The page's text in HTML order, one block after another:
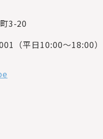
3-20
（平日10:00～18:00）